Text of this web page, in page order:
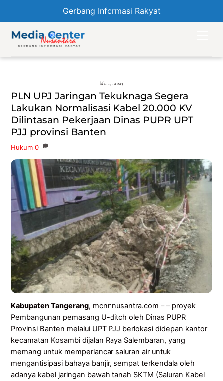
Gerbang Informasi Rakyat
content
Mei 17, 2023
PLN UPJ Jaringan Tekuknaga Segera
Lakukan Normalisasi Kabel 20.000 KV
Dilintasan Pekerjaan Dinas PUPR UPT
PJJ provinsi Banten
Hukum 0
Kabupaten Tangerang, mcnnnusantra.com – – proyek
Pembangunan pemasang U-ditch oleh Dinas PUPR
Provinsi Banten melalui UPT PJJ berlokasi didepan kantor
kecamatan Kosambi dijalan Raya Salembaran, yang
memang untuk memperlancar saluran air untuk
mengantisipasi bahaya banjir, sempat terkendala oleh
adanya kabel jaringan bawah tanah SKTM (Saluran Kabel